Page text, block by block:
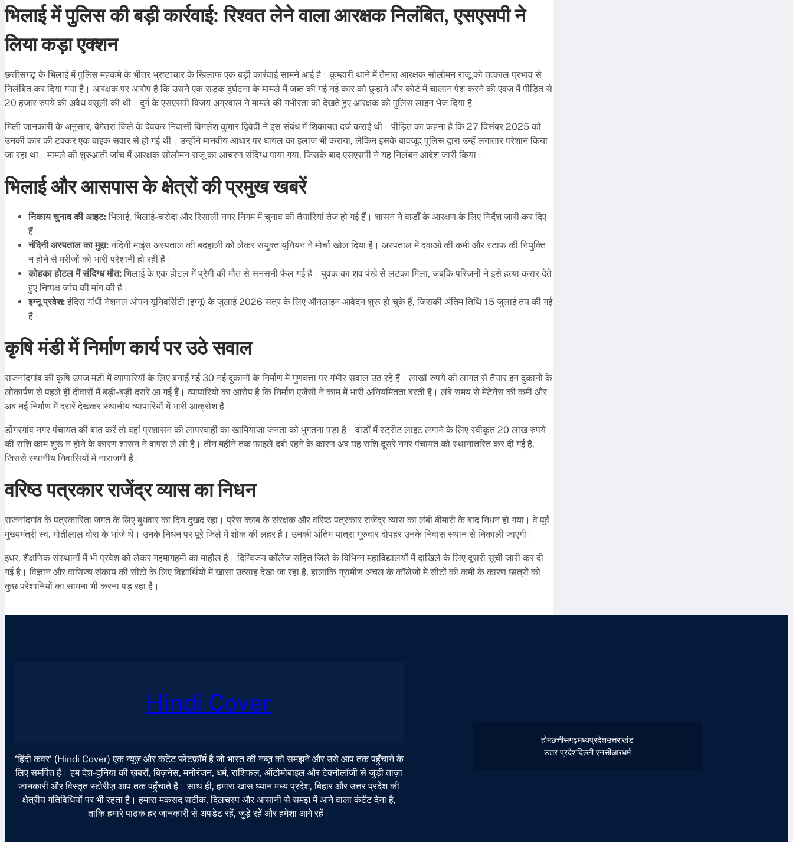
भिलाई में पुलिस की बड़ी कार्रवाई: रिश्वत लेने वाला आरक्षक निलंबित, एसएसपी ने
लिया कड़ा एक्शन
छत्तीसगढ़ के भिलाई में पुलिस महकमे के भीतर भ्रष्टाचार के खिलाफ एक बड़ी कार्रवाई सामने आई है। कुम्हारी थाने में तैनात आरक्षक सोलोमन राजू को तत्काल प्रभाव से
निलंबित कर दिया गया है। आरक्षक पर आरोप है कि उसने एक सड़क दुर्घटना के मामले में जब्त की गई नई कार को छुड़ाने और कोर्ट में चालान पेश करने की एवज में पीड़ित से
20 हजार रुपये की अवैध वसूली की थी। दुर्ग के एसएसपी विजय अग्रवाल ने मामले की गंभीरता को देखते हुए आरक्षक को पुलिस लाइन भेज दिया है।
मिली जानकारी के अनुसार, बेमेतरा जिले के देवकर निवासी विमलेश कुमार द्विवेदी ने इस संबंध में शिकायत दर्ज कराई थी। पीड़ित का कहना है कि 27 दिसंबर 2025 को
उनकी कार की टक्कर एक बाइक सवार से हो गई थी। उन्होंने मानवीय आधार पर घायल का इलाज भी कराया, लेकिन इसके बावजूद पुलिस द्वारा उन्हें लगातार परेशान किया
जा रहा था। मामले की शुरुआती जांच में आरक्षक सोलोमन राजू का आचरण संदिग्ध पाया गया, जिसके बाद एसएसपी ने यह निलंबन आदेश जारी किया।
भिलाई और आसपास के क्षेत्रों की प्रमुख खबरें
निकाय चुनाव की आहट: भिलाई, भिलाई-चरोदा और रिसाली नगर निगम में चुनाव की तैयारियां तेज हो गई हैं। शासन ने वार्डों के आरक्षण के लिए निर्देश जारी कर दिए
हैं।
नंदिनी अस्पताल का मुद्दा: नंदिनी माइंस अस्पताल की बदहाली को लेकर संयुक्त यूनियन ने मोर्चा खोल दिया है। अस्पताल में दवाओं की कमी और स्टाफ की नियुक्ति
न होने से मरीजों को भारी परेशानी हो रही है।
कोहका होटल में संदिग्ध मौत: भिलाई के एक होटल में प्रेमी की मौत से सनसनी फैल गई है। युवक का शव पंखे से लटका मिला, जबकि परिजनों ने इसे हत्या करार देते
हुए निष्पक्ष जांच की मांग की है।
इग्नू प्रवेश: इंदिरा गांधी नेशनल ओपन यूनिवर्सिटी (इग्नू) के जुलाई 2026 सत्र के लिए ऑनलाइन आवेदन शुरू हो चुके हैं, जिसकी अंतिम तिथि 15 जुलाई तय की गई
है।
कृषि मंडी में निर्माण कार्य पर उठे सवाल
राजनांदगांव की कृषि उपज मंडी में व्यापारियों के लिए बनाई गई 30 नई दुकानों के निर्माण में गुणवत्ता पर गंभीर सवाल उठ रहे हैं। लाखों रुपये की लागत से तैयार इन दुकानों के
लोकार्पण से पहले ही दीवारों में बड़ी-बड़ी दरारें आ गई हैं। व्यापारियों का आरोप है कि निर्माण एजेंसी ने काम में भारी अनियमितता बरती है। लंबे समय से मेंटेनेंस की कमी और
अब नई निर्माण में दरारें देखकर स्थानीय व्यापारियों में भारी आक्रोश है।
डोंगरगांव नगर पंचायत की बात करें तो वहां प्रशासन की लापरवाही का खामियाजा जनता को भुगतना पड़ा है। वार्डों में स्ट्रीट लाइट लगाने के लिए स्वीकृत 20 लाख रुपये
की राशि काम शुरू न होने के कारण शासन ने वापस ले ली है। तीन महीने तक फाइलें दबी रहने के कारण अब यह राशि दूसरे नगर पंचायत को स्थानांतरित कर दी गई है,
जिससे स्थानीय निवासियों में नाराजगी है।
वरिष्ठ पत्रकार राजेंद्र व्यास का निधन
राजनांदगांव के पत्रकारिता जगत के लिए बुधवार का दिन दुखद रहा। प्रेस क्लब के संरक्षक और वरिष्ठ पत्रकार राजेंद्र व्यास का लंबी बीमारी के बाद निधन हो गया। वे पूर्व
मुख्यमंत्री स्व. मोतीलाल वोरा के भांजे थे। उनके निधन पर पूरे जिले में शोक की लहर है। उनकी अंतिम यात्रा गुरुवार दोपहर उनके निवास स्थान से निकाली जाएगी।
इधर, शैक्षणिक संस्थानों में भी प्रवेश को लेकर गहमागहमी का माहौल है। दिग्विजय कॉलेज सहित जिले के विभिन्न महाविद्यालयों में दाखिले के लिए दूसरी सूची जारी कर दी
गई है। विज्ञान और वाणिज्य संकाय की सीटों के लिए विद्यार्थियों में खासा उत्साह देखा जा रहा है, हालांकि ग्रामीण अंचल के कॉलेजों में सीटों की कमी के कारण छात्रों को
कुछ परेशानियों का सामना भी करना पड़ रहा है।
Hindi Cover
‘हिंदी कवर’ (Hindi Cover) एक न्यूज़ और कंटेंट प्लेटफ़ॉर्म है जो भारत की नब्ज़ को समझने और उसे आप तक पहुँचाने के
लिए समर्पित है। हम देश-दुनिया की ख़बरों, बिज़नेस, मनोरंजन, धर्म, राशिफल, ऑटोमोबाइल और टेक्नोलॉजी से जुड़ी ताज़ा
जानकारी और विस्तृत स्टोरीज़ आप तक पहुँचाते हैं। साथ ही, हमारा खास ध्यान मध्य प्रदेश, बिहार और उत्तर प्रदेश की
क्षेत्रीय गतिविधियों पर भी रहता है। हमारा मकसद सटीक, दिलचस्प और आसानी से समझ में आने वाला कंटेंट देना है,
ताकि हमारे पाठक हर जानकारी से अपडेट रहें, जुड़े रहें और हमेशा आगे रहें।
होमछत्तीसगढ़मध्यप्रदेशउत्तराखंड
उत्तर प्रदेशदिल्ली एनसीआरधर्म